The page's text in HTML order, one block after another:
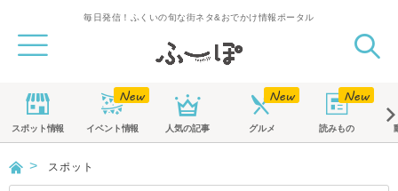
毎日発信！ふくいの旬な街ネタ&おでかけ情報ポータル
スポット情報 イベント情報 人気の記事 グルメ 読みもの
スポット